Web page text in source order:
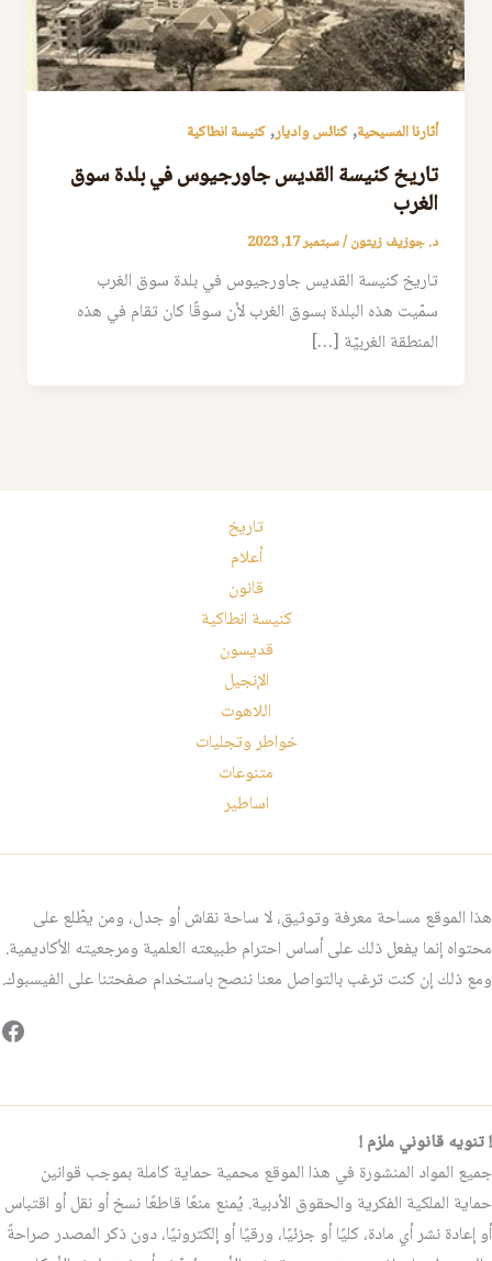
أثارنا المسيحية,كنائس واديار,كنيسة انطاكية
تاريخ كنيسة القديس جاورجيوس في بلدة سوق
الغرب
د. جوزيف زيتون/سبتمبر 17, 2023
تاريخ كنيسة القديس جاورجيوس في بلدة سوق الغرب
سمّيت هذه البلدة بسوق الغرب لأن سوقًا كان تقام في هذه
المنطقة الغربيّة […]
تاريخ
أعلام
قانون
كنيسة انطاكية
قديسون
الإنجيل
اللاهوت
خواطر وتجليات
متنوعات
اساطير
هذا الموقع مساحة معرفة وتوثيق، لا ساحة نقاش أو جدل، ومن يطّلع على
محتواه إنما يفعل ذلك على أساس احترام طبيعته العلمية ومرجعيته الأكاديمية.
ومع ذلك إن كنت ترغب بالتواصل معنا ننصح باستخدام صفحتنا على الفيسبوك.
! تنويه قانوني ملزم !
جميع المواد المنشورة في هذا الموقع محمية حماية كاملة بموجب قوانين
حماية الملكية الفكرية والحقوق الأدبية. يُمنع منعًا قاطعًا نسخ أو نقل أو اقتباس
أو إعادة نشر أي مادة، كليًا أو جزئيًا، ورقيًا أو إلكترونيًا، دون ذكر المصدر صراحةً